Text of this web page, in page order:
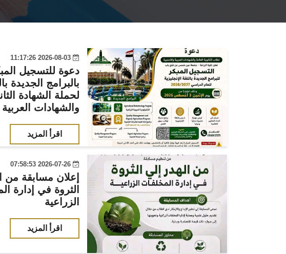
2026-08-03 11:17:26
دعوة للتسجيل
بالبرامج الجديدة
لحملة الشهادة
والشهادات العربية
اقرأ المزيد
2026-07-26 07:58:53
الثروة في إدارة
الزراعية
اقرأ المزيد